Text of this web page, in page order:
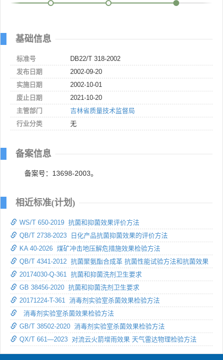
基础信息
标准号
DB22/T 318-2002
发布日期
2002-09-20
实施日期
2002-10-01
废止日期
2021-10-20
主管部门
吉林省质量技术监督局
行业分类
无
备案信息
备案号：13698-2003。
相近标准(计划)
WS/T 650-2019 抗菌和抑菌效果评价方法
QB/T 2738-2023 日化产品抗菌抑菌效果的评价方法
KA 40-2026 煤矿冲击地压解危措施效果检验方法
QB/T 4341-2012 抗菌聚氨酯合成革 抗菌性能试验方法和抗菌效果
20174030-Q-361 抗菌和抑菌洗剂卫生要求
GB 38456-2020 抗菌和抑菌洗剂卫生要求
20171224-T-361 消毒剂实验室杀菌效果检验方法
消毒剂实验室杀菌效果检验方法
GB/T 38502-2020 消毒剂实验室杀菌效果检验方法
QX/T 661—2023 对流云火箭增雨效果 天气雷达物理检验方法